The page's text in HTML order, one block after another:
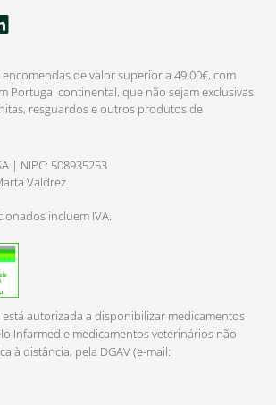
de valor superior a 49,00€, com
Portugal continental, que não sejam exclusivas
resguardos e outros produtos de
| NIPC: 508935253
Valdrez
incluem IVA.
autorizada a disponibilizar medicamentos
Infarmed e medicamentos veterinários não
à distância, pela DGAV (e-mail: